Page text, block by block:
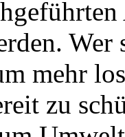
Wer
mehr
zu